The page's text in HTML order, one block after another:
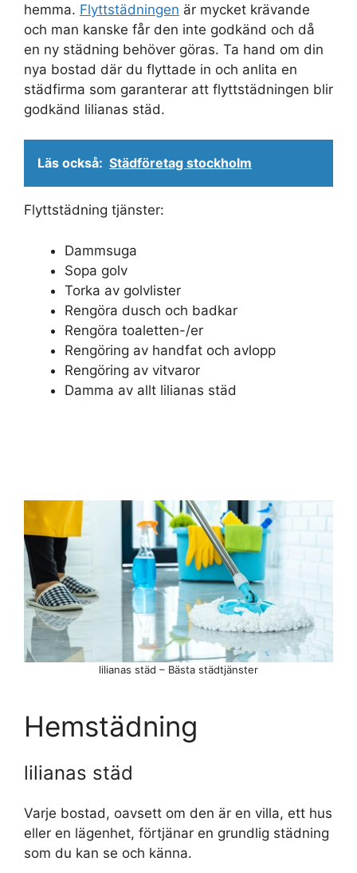
hemma. Flyttstädningen är mycket krävande
och man kanske får den inte godkänd och då
en ny städning behöver göras. Ta hand om din
nya bostad där du flyttade in och anlita en
städfirma som garanterar att flyttstädningen blir
godkänd lilianas städ.
Läs också: Städföretag stockholm
Flyttstädning tjänster:
Dammsuga
Sopa golv
Torka av golvlister
Rengöra dusch och badkar
Rengöra toaletten-/er
Rengöring av handfat och avlopp
Rengöring av vitvaror
Damma av allt lilianas städ
lilianas städ – Bästa städtjänster
Hemstädning
lilianas städ
Varje bostad, oavsett om den är en villa, ett hus
eller en lägenhet, förtjänar en grundlig städning
som du kan se och känna.